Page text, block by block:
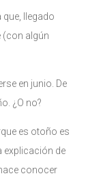
que, llegado
(con algún
en junio. De
¿O no?
es otoño es
explicación de
conocer